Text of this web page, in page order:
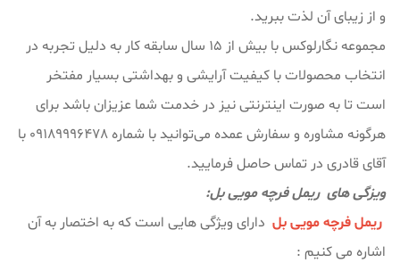
و از زیبای آن لذت ببرید.
مجموعه نگارلوکس با بیش از ۱۵ سال سابقه کار به دلیل تجربه در
انتخاب محصولات با کیفیت آرایشی و بهداشتی بسیار مفتخر
است تا به صورت اینترنتی نیز در خدمت شما عزیزان باشد برای
هرگونه مشاوره و سفارش عمده می‌توانید با شماره 09189996478 با
آقای قادری در تماس حاصل فرمایید.
ویزگی های ریمل فرچه مویی بل:
ریمل فرچه مویی بل دارای ویژگی هایی است که به اختصار به آن
اشاره می کنیم :